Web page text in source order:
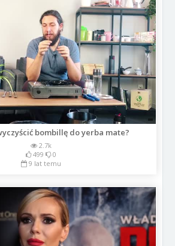
bombillę do yerba mate?
2.7k
499
0
9 lat temu